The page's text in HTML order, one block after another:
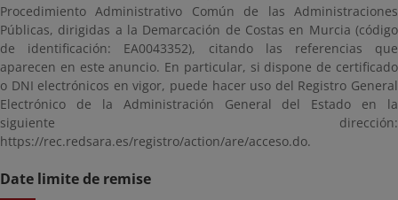
Procedimiento Administrativo Común de las Administraciones
Públicas, dirigidas a la Demarcación de Costas en Murcia (código
de identificación: EA0043352), citando las referencias que
aparecen en este anuncio. En particular, si dispone de certificado
o DNI electrónicos en vigor, puede hacer uso del Registro General
Electrónico de la Administración General del Estado en la
siguiente dirección:
https://rec.redsara.es/registro/action/are/acceso.do.
Date limite de remise